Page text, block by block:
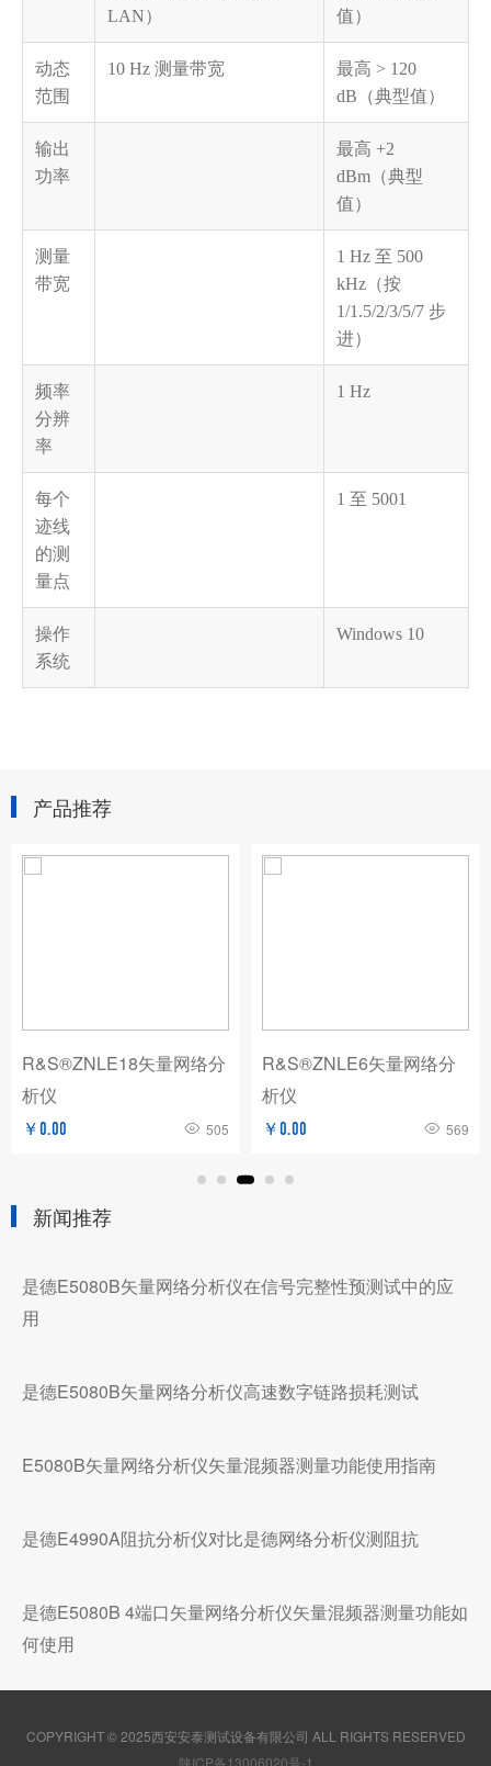
LAN）
值）
动态
范围
10 Hz 测量带宽 最高 > 120
dB（典型值）
输出
功率
最高 +2
dBm（典型
值）
测量
带宽
1 Hz 至 500
kHz（按
1/1.5/2/3/5/7 步
进）
频率
分辨
率
1 Hz
每个
迹线
的测
量点
1 至 5001
操作
系统
Windows 10
产品推荐
R&S®ZNLE18矢量网络分
析仪
￥0.00 505
R&S®ZNLE6矢量网络分
析仪
￥0.00 569
新闻推荐
是德E5080B矢量网络分析仪在信号完整性预测试中的应
用
是德E5080B矢量网络分析仪高速数字链路损耗测试
E5080B矢量网络分析仪矢量混频器测量功能使用指南
是德E4990A阻抗分析仪对比是德网络分析仪测阻抗
是德E5080B 4端口矢量网络分析仪矢量混频器测量功能如
何使用
COPYRIGHT © 2025西安安泰测试设备有限公司 ALL RIGHTS RESERVED